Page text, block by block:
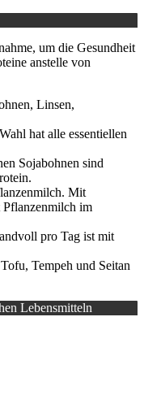
um die Gesundheit
anstelle von
Linsen,
hat alle essentiellen
Sojabohnen sind
Mit
Pflanzenmilch im
pro Tag ist mit
Tempeh und Seitan
Lebensmitteln